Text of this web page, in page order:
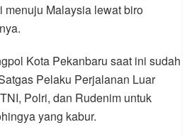
menuju Malaysia lewat biro
Kota Pekanbaru saat ini sudah
Pelaku Perjalanan Luar
Polri, dan Rudenim untuk
yang kabur.